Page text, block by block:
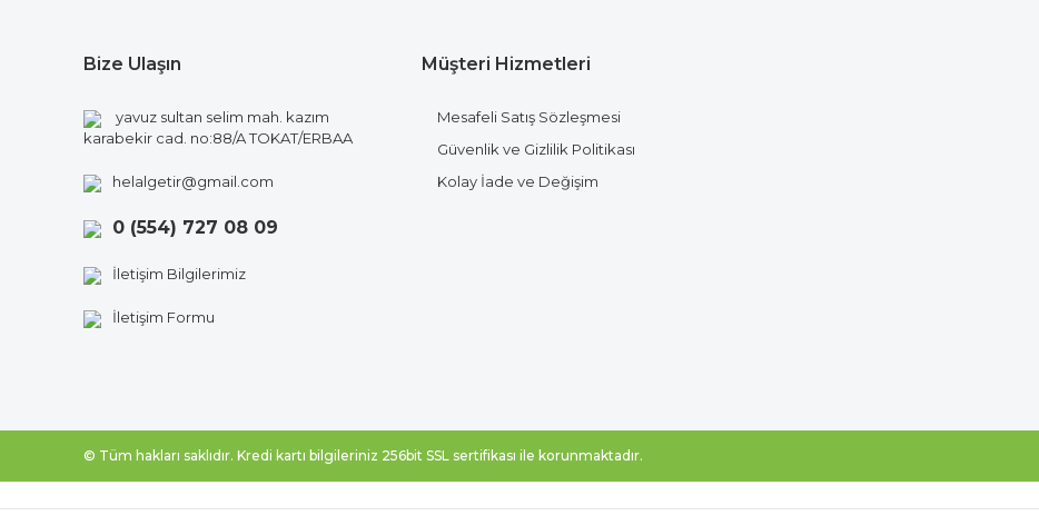
Bize Ulaşın
yavuz sultan selim mah. kazım
karabekir cad. no:88/A TOKAT/ERBAA
helalgetir@gmail.com
0 (554) 727 08 09
İletişim Bilgilerimiz
İletişim Formu
Müşteri Hizmetleri
Mesafeli Satış Sözleşmesi
Güvenlik ve Gizlilik Politikası
Kolay İade ve Değişim
© Tüm hakları saklıdır. Kredi kartı bilgileriniz 256bit SSL sertifikası ile korunmaktadır.